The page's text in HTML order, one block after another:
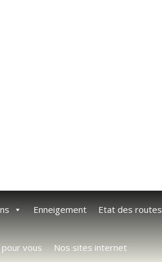
Enneigement Etat des routes
pour vous Nos sites internet